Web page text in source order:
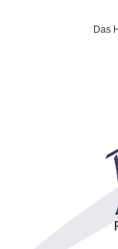
Das